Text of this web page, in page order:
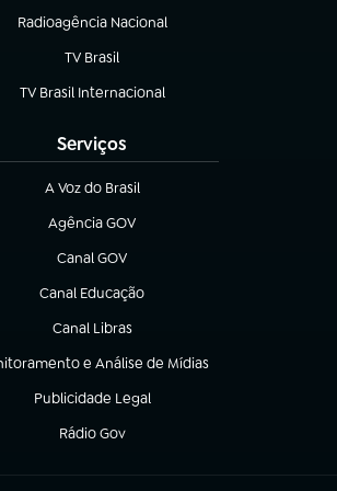
Radioagência Nacional
(abre em nova aba)
TV Brasil
(abre em nova aba)
TV Brasil Internacional
(abre em nova aba)
Serviços
A Voz do Brasil
(abre em nova aba)
Agência GOV
(abre em nova aba)
Canal GOV
(abre em nova aba)
Canal Educação
(abre em nova aba)
Canal Libras
(abre em nova aba)
e Análise de Mídias
em nova aba)
Publicidade Legal
(abre em nova aba)
Rádio Gov
(abre em nova aba)